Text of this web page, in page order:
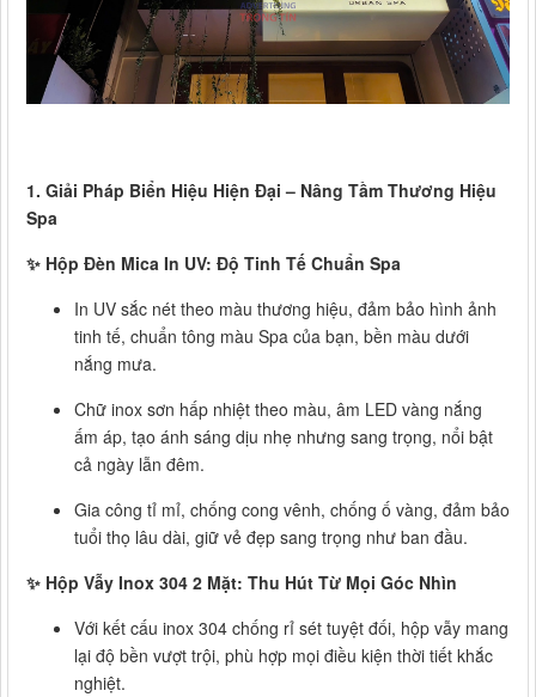
1. Giải Pháp Biển Hiệu Hiện Đại – Nâng Tầm Thương Hiệu
Spa
✨ Hộp Đèn Mica In UV: Độ Tinh Tế Chuẩn Spa
In UV sắc nét theo màu thương hiệu, đảm bảo hình ảnh
tinh tế, chuẩn tông màu Spa của bạn, bền màu dưới
nắng mưa.
Chữ inox sơn hấp nhiệt theo màu, âm LED vàng nắng
ấm áp, tạo ánh sáng dịu nhẹ nhưng sang trọng, nổi bật
cả ngày lẫn đêm.
Gia công tỉ mỉ, chống cong vênh, chống ố vàng, đảm bảo
tuổi thọ lâu dài, giữ vẻ đẹp sang trọng như ban đầu.
✨ Hộp Vẫy Inox 304 2 Mặt: Thu Hút Từ Mọi Góc Nhìn
Với kết cấu inox 304 chống rỉ sét tuyệt đối, hộp vẫy mang
lại độ bền vượt trội, phù hợp mọi điều kiện thời tiết khắc
nghiệt.